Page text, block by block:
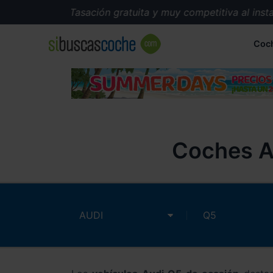
Tasación gratuita y muy competitiva al
Coches